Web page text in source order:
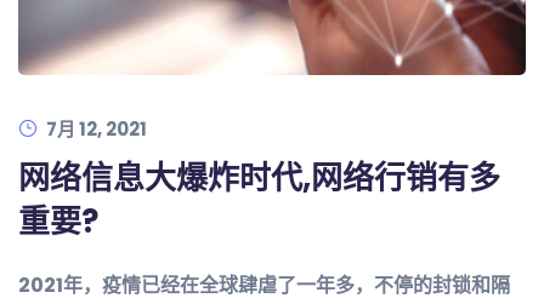
7月 12, 2021
网络信息大爆炸时代,网络行销有多
重要?
2021年，疫情已经在全球肆虐了一年多，不停的封锁和隔